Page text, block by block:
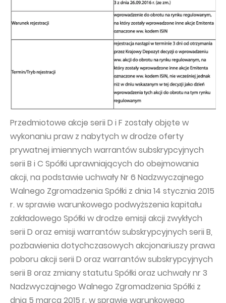
Przedmiotowe akcje serii D i F zostały objęte w
wykonaniu praw z nabytych w drodze oferty
prywatnej imiennych warrantów subskrypcyjnych
serii B i C Spółki uprawniających do obejmowania
akcji, na podstawie uchwały Nr 6 Nadzwyczajnego
Walnego Zgromadzenia Spółki z dnia 14 stycznia 2015
r. w sprawie warunkowego podwyższenia kapitału
zakładowego Spółki w drodze emisji akcji zwykłych
serii D oraz emisji warrantów subskrypcyjnych serii B,
pozbawienia dotychczasowych akcjonariuszy prawa
poboru akcji serii D oraz warrantów subskrypcyjnych
serii B oraz zmiany statutu Spółki oraz uchwały nr 3
Nadzwyczajnego Walnego Zgromadzenia Spółki z
dnia 5 marca 2015 r. w sprawie warunkowego